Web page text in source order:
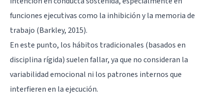
funciones ejecutivas como la inhibición y la memoria de
trabajo (Barkley, 2015).
En este punto, los hábitos tradicionales (basados en
disciplina rígida) suelen fallar, ya que no consideran la
variabilidad emocional ni los patrones internos que
interfieren en la ejecución.